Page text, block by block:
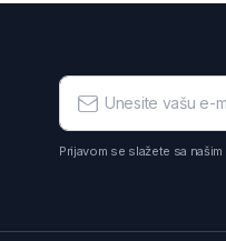
Prijavom se slažete sa našim